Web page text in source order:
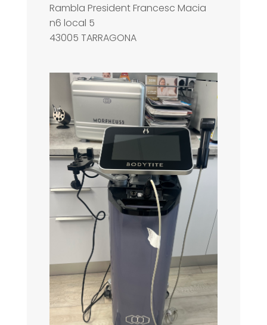
Rambla President Francesc Macia
n6 local 5
43005 TARRAGONA